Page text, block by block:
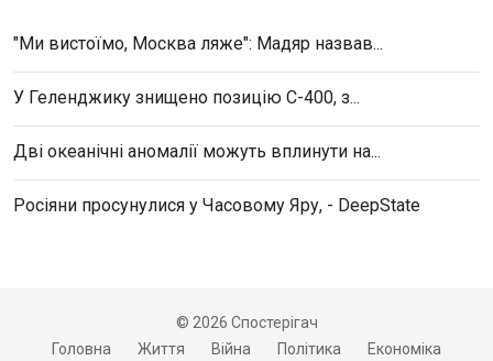
"Ми вистоїмо, Москва ляже": Мадяр назвав...
У Геленджику знищено позицію С-400, з...
Дві океанічні аномалії можуть вплинути на...
Росіяни просунулися у Часовому Яру, - DeepState
© 2026 Спостерігач
Головна
Життя Війна Політика Економіка